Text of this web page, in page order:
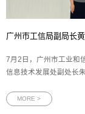
广州市工信局副局长
7月2日，广州市工业和
信息技术发展处副处长
陪同调研并作工作汇报
MORE >